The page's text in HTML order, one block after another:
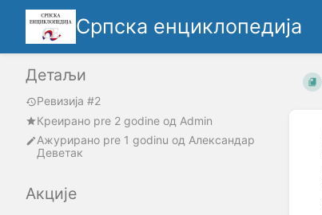
Српска енциклопедија
Детаљи
Ревизија #2
Креирано pre 2 godine oд Admin
Ажурирано pre 1 godinu од Александар
Деветак
Акције